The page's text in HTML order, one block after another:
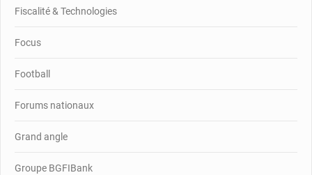
Fiscalité & Technologies
Focus
Football
Forums nationaux
Grand angle
Groupe BGFIBank